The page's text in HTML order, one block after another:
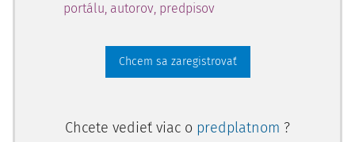
portálu, autorov, predpisov
Chcem sa zaregistrovať
Chcete vedieť viac o predplatnom ?